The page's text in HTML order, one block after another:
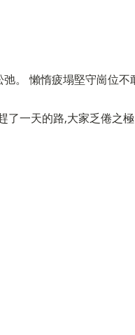
。 懶惰疲塌堅守崗位不
了一天的路,大家乏倦之極